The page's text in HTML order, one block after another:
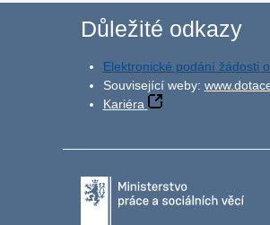
Důležité odkazy
Elektronické podání žádosti
Související weby:
Kariéra